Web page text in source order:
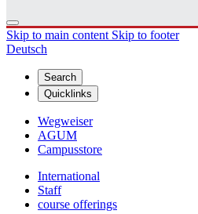
Skip to main content Skip to footer
Deutsch
Search
Quicklinks
Wegweiser
AGUM
Campusstore
International
Staff
course offerings